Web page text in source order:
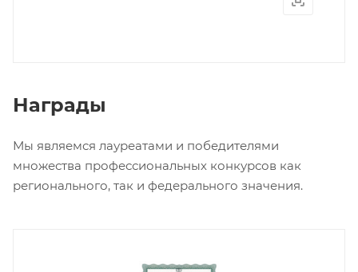
Награды
Мы являемся лауреатами и победителями
множества профессиональных конкурсов как
регионального, так и федерального значения.